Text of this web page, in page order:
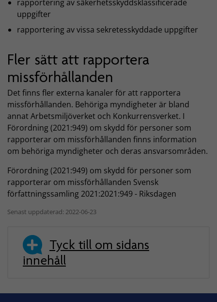
rapportering av säkerhetsskyddsklassificerade
uppgifter
rapportering av vissa sekretesskyddade uppgifter
Fler sätt att rapportera
missförhållanden
Det finns fler externa kanaler för att rapportera
missförhållanden. Behöriga myndigheter är bland
annat Arbetsmiljöverket och Konkurrensverket. I
Förordning (2021:949) om skydd för personer som
rapporterar om missförhållanden finns information
om behöriga myndigheter och deras ansvarsområden.
Förordning (2021:949) om skydd för personer som
rapporterar om missförhållanden Svensk
författningssamling 2021:2021:949 - Riksdagen
Senast uppdaterad: 2022-06-23
Tyck till om sidans
innehåll